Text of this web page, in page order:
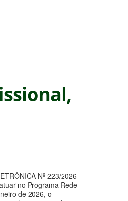
Nº 223/2026
no Programa Rede
de 2026, o